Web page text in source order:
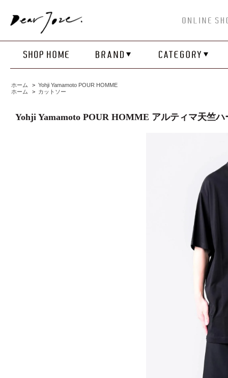
ホーム > Yohji Yamamoto POUR HOMME
ホーム
> カットソー
Yohji Yamamoto POUR HOMME アルティマ天竺ハ